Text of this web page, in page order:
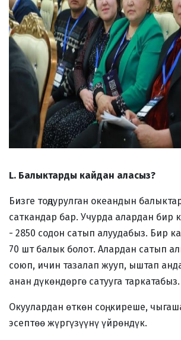
L. Балыктарды кайдан аласыз?
Бизге тоңдурулган океандын
саткандар бар. Учурда алардан бир
- 2850 содон сатып алуудабыз. Бир
70 шт балык болот. Алардан сатып
союп, ичин тазалап жууп, ыштап
анан дүкөндөргө сатууга таркатабыз.
Окуулардан өткөн соң, киреше,
эсептөө жүргүзүүнү үйрөндүк.